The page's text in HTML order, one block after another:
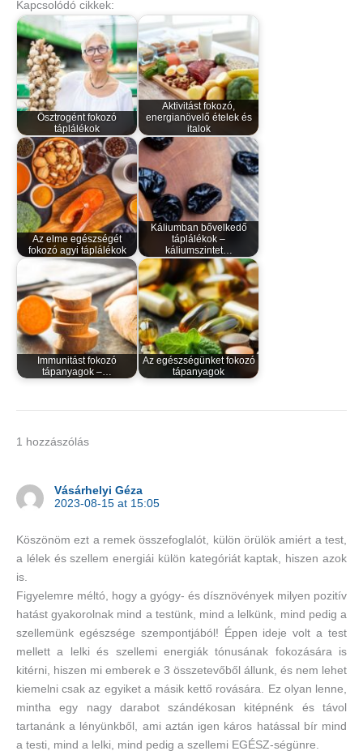
Kapcsolódó cikkek:
Ösztrogént fokozó
táplálékok
Aktivitást fokozó,
energianövelő ételek és
italok
Az elme egészségét
fokozó agyi táplálékok
Káliumban bővelkedő
táplálékok –
káliumszintet…
Immunitást fokozó
tápanyagok –…
Az egészségünket fokozó
tápanyagok
1 hozzászólás
Vásárhelyi Géza
2023-08-15 at 15:05
Köszönöm ezt a remek összefoglalót, külön örülök amiért a test,
a lélek és szellem energiái külön kategóriát kaptak, hiszen azok
is.
Figyelemre méltó, hogy a gyógy- és dísznövények milyen pozitív
hatást gyakorolnak mind a testünk, mind a lelkünk, mind pedig a
szellemünk egészsége szempontjából! Éppen ideje volt a test
mellett a lelki és szellemi energiák tónusának fokozására is
kitérni, hiszen mi emberek e 3 összetevőből állunk, és nem lehet
kiemelni csak az egyiket a másik kettő rovására. Ez olyan lenne,
mintha egy nagy darabot szándékosan kitépnénk és távol
tartanánk a lényünkből, ami aztán igen káros hatással bír mind
a testi, mind a lelki, mind pedig a szellemi EGÉSZ-ségünre.